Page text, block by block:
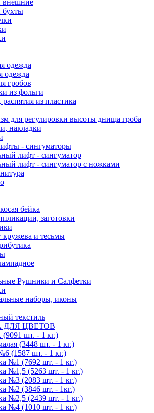
внешние
бухты
одежда
одежда
гробов
из фольги
из пластика
для регулировки высоты днища гроба
накладки
- сингуматоры
лифт - сингуматор
лифт - сингуматор с ножками
бейка
заготовки
кружева и тесьмы
Рушники и Салфетки
наборы, иконы
текстиль
ДЛЯ ЦВЕТОВ
(9091 шт. - 1 кг.)
(3448 шт. - 1 кг.)
(1587 шт. - 1 кг.)
№1 (7692 шт. - 1 кг.)
№1,5 (5263 шт. - 1 кг.)
№3 (2083 шт. - 1 кг.)
№2 (3846 шт. - 1кг.)
№2,5 (2439 шт. - 1 кг.)
№4 (1010 шт. - 1 кг.)